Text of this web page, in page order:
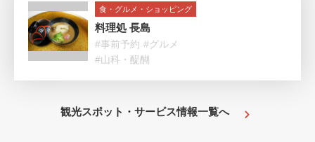
食・グルメ・ショッピング
料理処 長島
#事前予約 #グルメ
#山科・醍醐
観光スポット・サービス情報一覧へ